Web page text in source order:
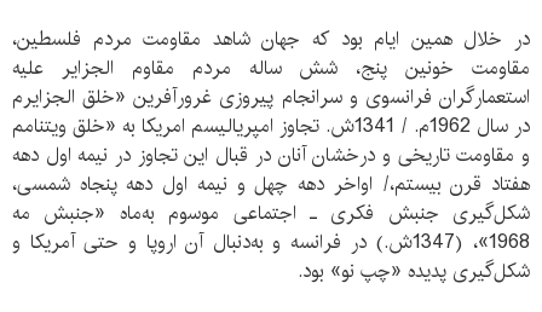
در خلال همین ایام بود که جهان شاهد مقاومت مردم فلسطین،
مقاومت خونین پنج، شش ساله مردم مقاوم الجزایر علیه
استعمارگران فرانسوی و سرانجام پیروزی غرورآفرین «خلق الجزایرم
در سال 1962م. / 1341ش. تجاوز امپریالیسم امریکا به «خلق ویتنامم
و مقاومت تاریخی و درخشان آنان در قبال این تجاوز در نیمه اول دهه
هفتاد قرن بیستم،/ اواخر دهه چهل و نیمه اول دهه پنجاه شمسی،
شکل‌گیری جنبش فکری ـ اجتماعی موسوم به‌ماه «جنبش مه
1968»، (1347ش.) در فرانسه و به‌دنبال آن اروپا و حتی آمریکا و
شکل‌گیری پدیده «چپ نو» بود.